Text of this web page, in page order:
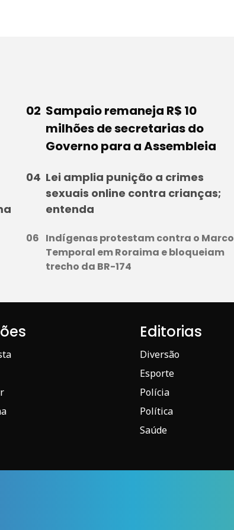
Sampaio remaneja R$ 10
milhões de secretarias do
Governo para a Assembleia
Lei amplia punição a crimes
sexuais online contra crianças;
entenda
Indígenas protestam contra o Marco
Temporal em Roraima e bloqueiam
trecho da BR-174
Editorias
Diversão
Esporte
Polícia
Política
Saúde